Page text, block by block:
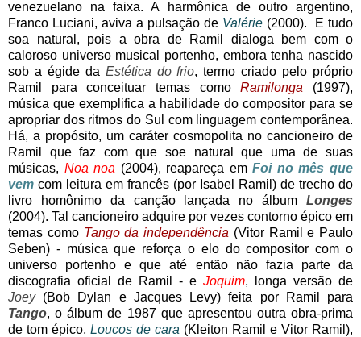
venezuelano na faixa. A harmônica de outro argentino,
Franco Luciani, aviva a pulsação de Valérie (2000). E tudo
soa natural, pois a obra de Ramil dialoga bem com o
caloroso universo musical portenho, embora tenha nascido
sob a égide da Estética do frio, termo criado pelo próprio
Ramil para conceituar temas comoRamilonga (1997),
música que exemplifica a habilidade do compositor para se
apropriar dos ritmos do Sul com linguagem contemporânea.
Há, a propósito, um caráter cosmopolita no cancioneiro de
Ramil que faz com que soe natural que uma de suas
músicas, Noa noa (2004), reapareça emFoi no mês que
vem com leitura em francês (por Isabel Ramil) de trecho do
livro homônimo da canção lançada no álbum Longes
(2004). Tal cancioneiro adquire por vezes contorno épico em
temas como Tango da independência (Vitor Ramil e Paulo
Seben) - música que reforça o elo do compositor com o
universo portenho e que até então não fazia parte da
discografia oficial de Ramil - e Joquim, longa versão de
Joey(Bob Dylan e Jacques Levy) feita por Ramil para
Tango, o álbum de 1987 que apresentou outra obra-prima
de tom épico, Loucos de cara (Kleiton Ramil e Vitor Ramil),